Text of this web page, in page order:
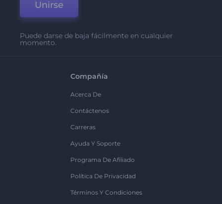
Unirse
Puede darse de baja fácilmente en cualquier
momento.
Compañía
Acerca De
Contáctenos
Carreras
Ayuda Y Soporte
Programa De Afiliado
Política De Privacidad
Términos Y Condiciones